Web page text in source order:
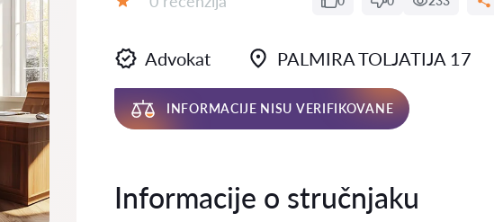
Advokat PALMIRA TOLJATIJA 17
INFORMACIJE NISU VERIFIKOVANE
Informacije o stručnjaku